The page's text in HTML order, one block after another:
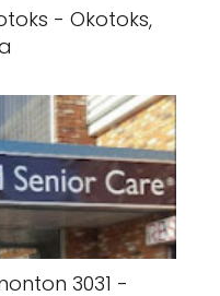
- Okotoks,
3031 -